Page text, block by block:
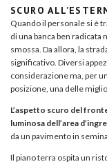
SCURO
Quando il personale si è
di una banca ben
smossa. Da allora, la
significativo. Diversi
considerazione ma, per
posizione, una delle
L’aspetto scuro del
luminosa dell’area
da un pavimento in
Il piano terra ospita un